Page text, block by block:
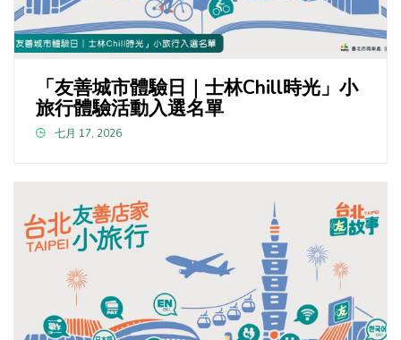
「友善城市體驗日｜士林Chill時光」小
旅行體驗活動入選名單
七月 17, 2026